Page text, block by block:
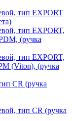
тип EXPORT
тип EXPORT,
(ручка
тип EXPORT,
(Viton), (ручка
CR (ручка
тип CR (ручка